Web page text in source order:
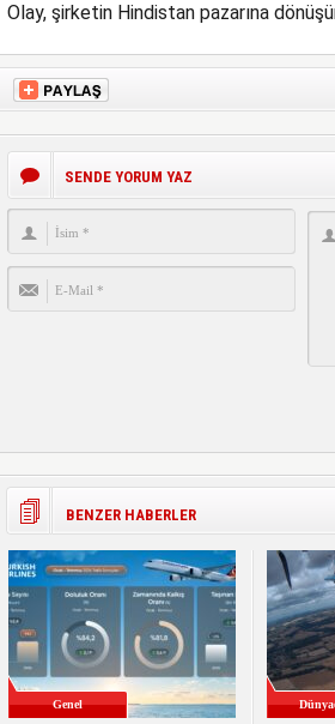
Olay, şirketin Hindistan pazarına
SENDE YORUM YAZ
BENZER HABERLER
Genel